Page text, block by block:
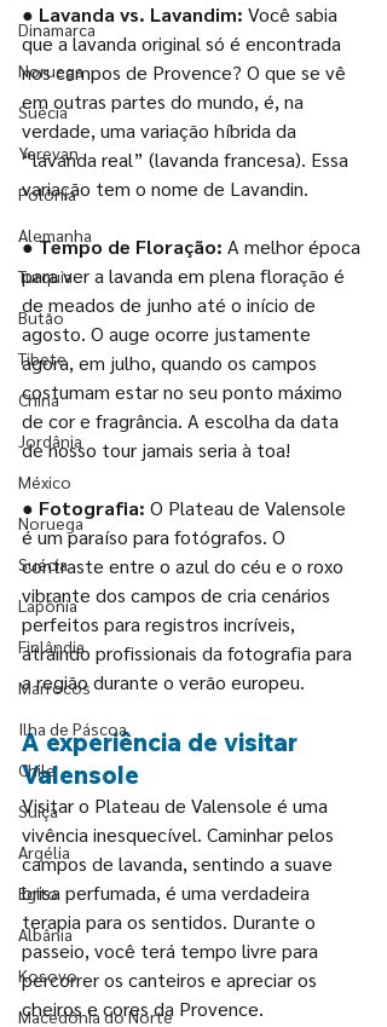
Dinamarca
Noruega
Suécia
Yerevan
Polônia
Alemanha
Turquia
Butão
Tibete
China
Jordânia
México
Noruega
Suécia
Lapônia
Finlândia
Marrocos
Ilha de Páscoa
Chile
Suíça
Argélia
Egito
Albânia
Kosovo
Macedônia do Norte
● Lavanda vs. Lavandim: Você sabia
que a lavanda original só é encontrada
nos campos de Provence? O que se vê
em outras partes do mundo, é, na
verdade, uma variação híbrida da
“lavanda real” (lavanda francesa). Essa
variação tem o nome de Lavandin.
● Tempo de Floração: A melhor época
para ver a lavanda em plena floração é
de meados de junho até o início de
agosto. O auge ocorre justamente
agora, em julho, quando os campos
costumam estar no seu ponto máximo
de cor e fragrância. A escolha da data
de nosso tour jamais seria à toa!
● Fotografia: O Plateau de Valensole
é um paraíso para fotógrafos. O
contraste entre o azul do céu e o roxo
vibrante dos campos de cria cenários
perfeitos para registros incríveis,
atraindo profissionais da fotografia para
a região durante o verão europeu.
A experiência de visitar
Valensole
Visitar o Plateau de Valensole é uma
vivência inesquecível. Caminhar pelos
campos de lavanda, sentindo a suave
brisa perfumada, é uma verdadeira
terapia para os sentidos. Durante o
passeio, você terá tempo livre para
percorrer os canteiros e apreciar os
cheiros e cores da Provence.